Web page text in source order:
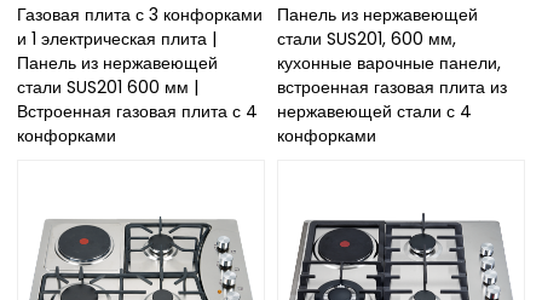
Газовая плита с 3 конфорками
и 1 электрическая плита |
Панель из нержавеющей
стали SUS201 600 мм |
Встроенная газовая плита с 4
конфорками
Панель из нержавеющей
стали SUS201, 600 мм,
кухонные варочные панели,
встроенная газовая плита из
нержавеющей стали с 4
конфорками